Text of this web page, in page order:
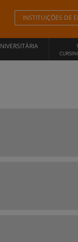
INSTITUIÇÕES DE